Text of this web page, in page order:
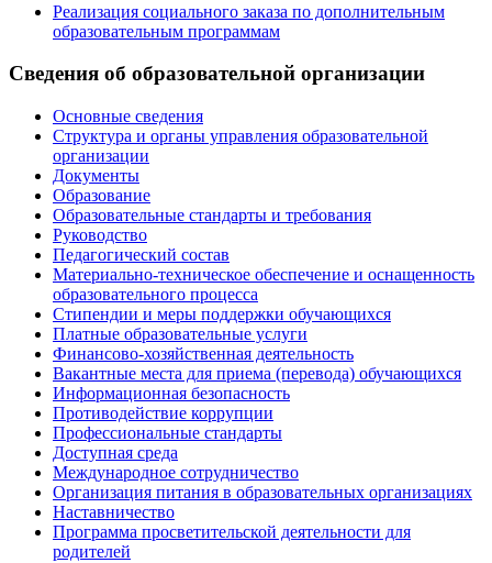
Реализация социального заказа по дополнительным
образовательным программам
Сведения об образовательной организации
Основные сведения
Структура и органы управления образовательной
организации
Документы
Образование
Образовательные стандарты и требования
Руководство
Педагогический состав
Материально-техническое обеспечение и оснащенность
образовательного процесса
Стипендии и меры поддержки обучающихся
Платные образовательные услуги
Финансово-хозяйственная деятельность
Вакантные места для приема (перевода) обучающихся
Информационная безопасность
Противодействие коррупции
Профессиональные стандарты
Доступная среда
Международное сотрудничество
Организация питания в образовательных организациях
Наставничество
Программа просветительской деятельности для
родителей